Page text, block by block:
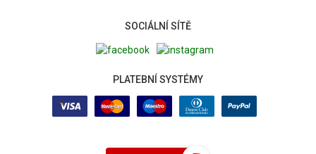
SOCIÁLNÍ SÍTĚ
PLATEBNÍ SYSTÉMY